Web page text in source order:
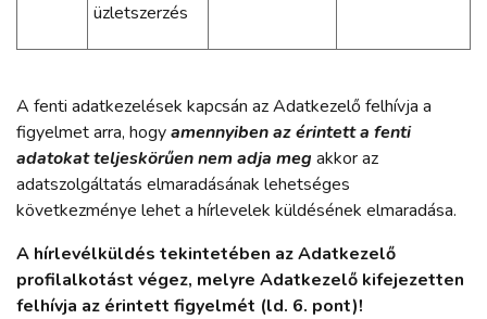
üzletszerzés
A fenti adatkezelések kapcsán az Adatkezelő felhívja a
figyelmet arra, hogyamennyiben az érintett a fenti
adatokatteljeskörűennem adja meg akkor az
adatszolgáltatás elmaradásának lehetséges
következménye lehet a hírlevelek küldésének elmaradása.
A hírlevélküldés tekintetében az Adatkezelő
profilalkotást végez, melyre Adatkezelő kifejezetten
felhívja az érintett figyelmét (ld. 6. pont)!